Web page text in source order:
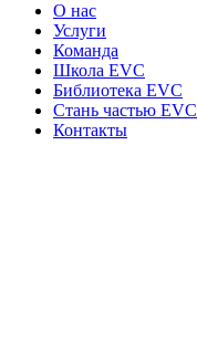
О нас
Услуги
Команда
Школа EVC
Библиотека EVC
Стань частью EVC
Контакты